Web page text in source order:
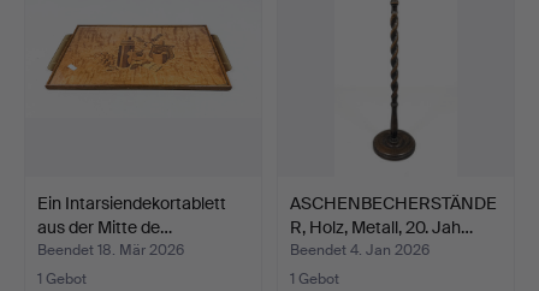
Ein Intarsiendekortablett
aus der Mitte de…
Beendet 18. Mär 2026
1 Gebot
ASCHENBECHERSTÄNDE
R, Holz, Metall, 20. Jah…
Beendet 4. Jan 2026
1 Gebot